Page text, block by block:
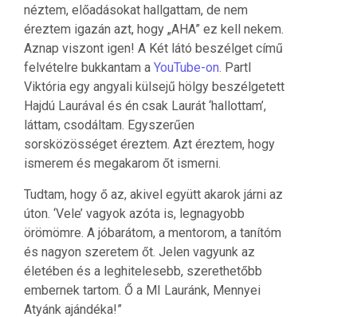
néztem, előadásokat hallgattam, de nem
éreztem igazán azt, hogy „AHA” ez kell nekem.
Aznap viszont igen! A Két látó beszélget című
felvételre bukkantam a YouTube-on. Partl
Viktória egy angyali külsejű hölgy beszélgetett
Hajdú Laurával és én csak Laurát ‘hallottam’,
láttam, csodáltam. Egyszerűen
sorsközösséget éreztem. Azt éreztem, hogy
ismerem és megakarom őt ismerni.
Tudtam, hogy ő az, akivel együtt akarok járni az
úton. ‘Vele’ vagyok azóta is, legnagyobb
örömömre. A jóbarátom, a mentorom, a tanítóm
és nagyon szeretem őt. Jelen vagyunk az
életében és a leghitelesebb, szerethetőbb
embernek tartom. Ő a MI Lauránk, Mennyei
Atyánk ajándéka!”